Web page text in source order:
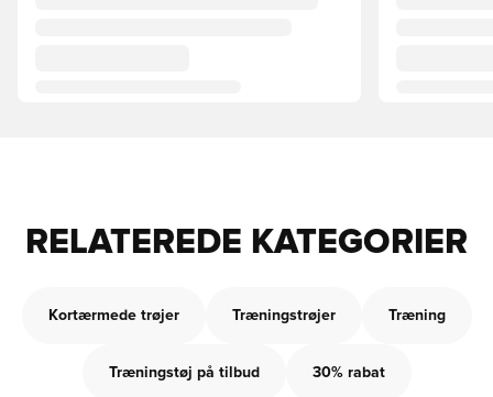
RELATEREDE KATEGORIER
Kortærmede trøjer Træningstrøjer Træning
Træningstøj på tilbud 30% rabat